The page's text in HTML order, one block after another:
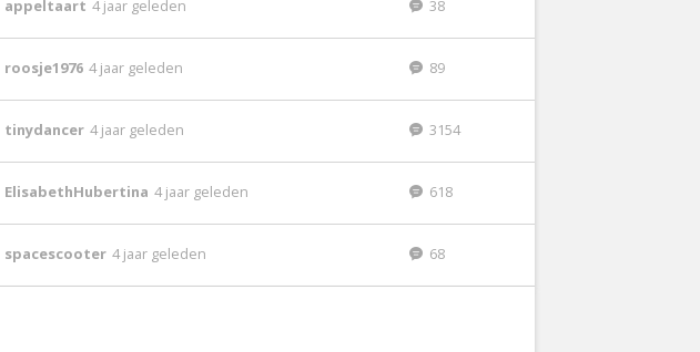
appeltaart 4 jaar geleden 38
roosje1976 4 jaar geleden 89
tinydancer 4 jaar geleden 3154
ElisabethHubertina 4 jaar geleden 618
spacescooter 4 jaar geleden 68